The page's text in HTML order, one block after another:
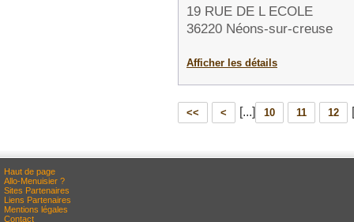
19 RUE DE L ECOLE
36220 Néons-sur-creuse
Afficher les détails
<< < [...] 10 11 12
Haut de page
Allo-Menuisier ?
Sites Partenaires
Liens Partenaires
Mentions légales
Contact